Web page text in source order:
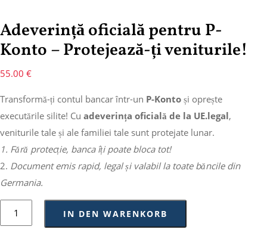
Adeverință oficială pentru P-
Konto – Protejează-ți veniturile!
55.00 €
Transformă-ți contul bancar într-un P-Konto și oprește
executările silite! Cu adeverința oficială de la UE.legal,
veniturile tale și ale familiei tale sunt protejate lunar.
1. Fără protecție, banca îți poate bloca tot!
2. Document emis rapid, legal și valabil la toate băncile din
Germania.
IN DEN WARENKORB